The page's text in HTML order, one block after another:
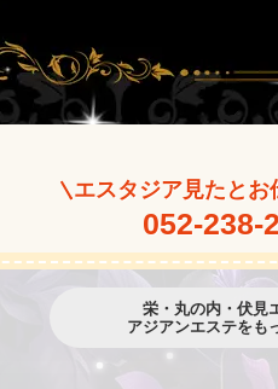
エスタジア見たとお
052-238-
栄・丸の内・伏見
アジアンエステをも